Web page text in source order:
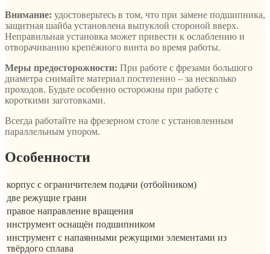
Внимание: удостоверьтесь в том, что при замене подшипника,
защитная шайба установлена выпуклой стороной вверх.
Неправильная установка может привести к ослаблению и
отворачиванию крепёжного винта во время работы.
Меры предосторожности: При работе с фрезами большого
диаметра снимайте материал постепенно – за несколько
проходов. Будьте особенно осторожны при работе с
короткими заготовками.
Всегда работайте на фрезерном столе с установленным
параллельным упором.
Особенности
корпус с ограничителем подачи (отбойником)
две режущие грани
правое направление вращения
инструмент оснащён подшипником
инструмент с напаянными режущими элементами из
твёрдого сплава